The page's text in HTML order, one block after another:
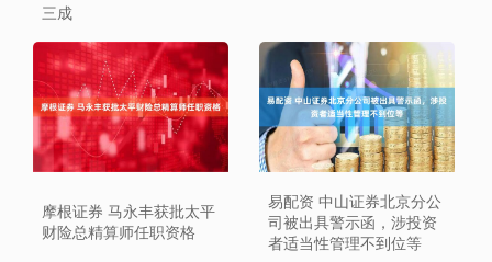
三成
摩根证券 马永丰获批太平
财险总精算师任职资格
易配资 中山证券北京分公
司被出具警示函，涉投资
者适当性管理不到位等